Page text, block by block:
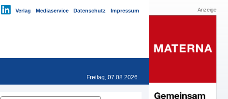
Verlag Mediaservice Datenschutz Impressum
Freitag, 07.08.2026
Anzeige